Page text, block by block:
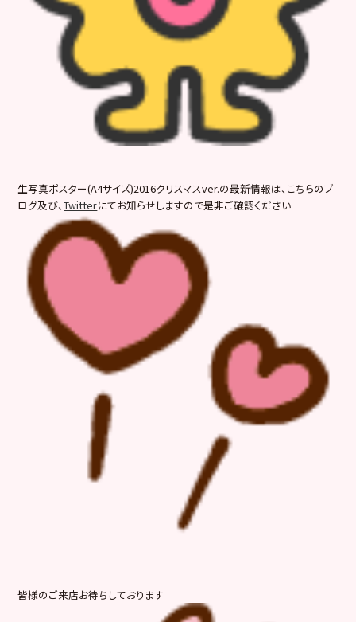
生写真ポスター(A4サイズ)2016クリスマスver.の最新情報は、こちらのブ
ログ及び、Twitterにてお知らせしますので是非ご確認ください
皆様のご来店お待ちしております